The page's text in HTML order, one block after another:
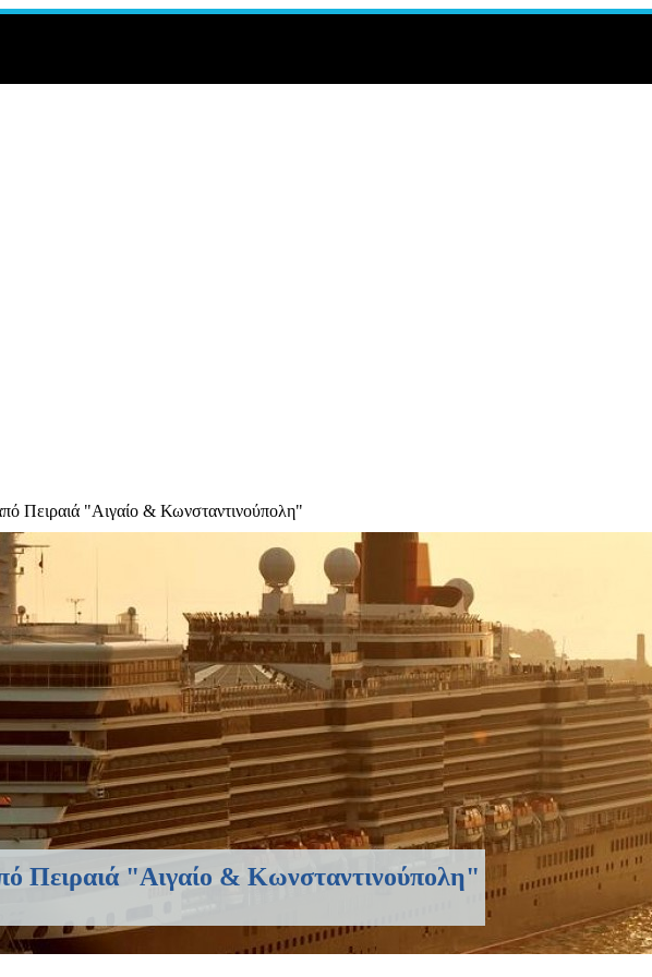
Πειραιά "Αιγαίο & Κωνσταντινούπολη"
Πειραιά "Αιγαίο & Κωνσταντινούπολη"